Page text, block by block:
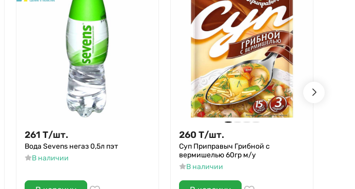
261 Т/шт.
Вода Sevens негаз 0,5л пэт
В наличии
260 Т/шт.
Суп Приправыч Грибной с
вермишелью 60гр м/у
В наличии